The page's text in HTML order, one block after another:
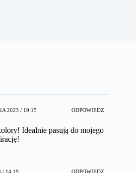
2023 / 19:15 ODPOWIEDZ
Idealnie pasują do mojego
/ 14:19 ODPOWIEDZ